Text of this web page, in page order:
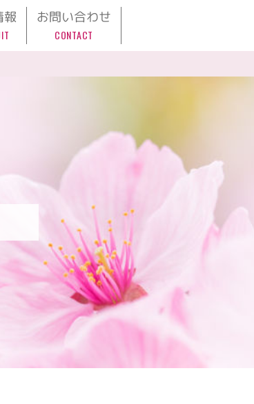
報 お問い合わせ
CONTACT